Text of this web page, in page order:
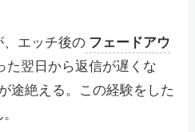
エッチ後の フェードアウ
た翌日から返信が遅くな
途絶える。この経験をした